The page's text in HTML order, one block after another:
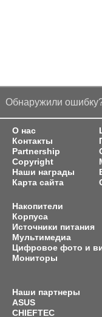
Обнаружили
О нас
Контакты
Partnership
Copyright
Наши награды
Карта сайта
Накопители
Корпуса
Источники питания
Мультимедиа
Цифровое фото и
Мониторы
Наши партнеры
ASUS
CHIEFTEC